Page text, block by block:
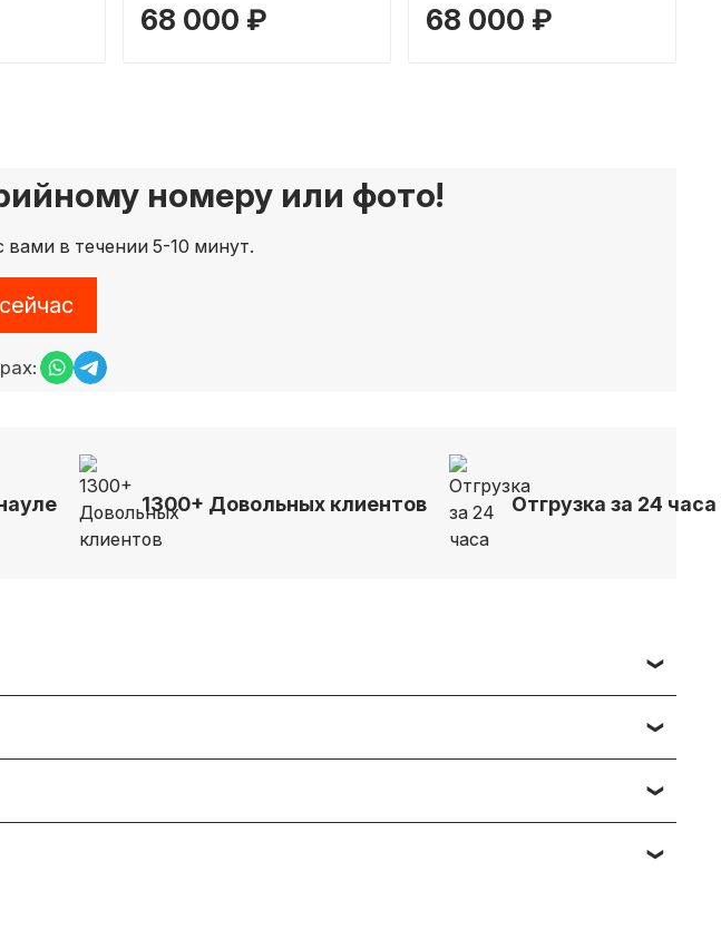
68 000 ₽ 68 000 ₽
номеру или фото!
в течении 5-10 минут.
1300+ Довольных клиентов Отгрузка за 24 часа